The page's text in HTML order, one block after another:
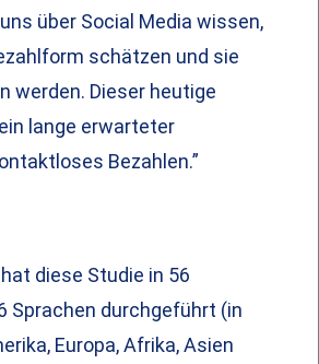
über Social Media wissen,
schätzen und sie
werden. Dieser heutige
lange erwarteter
Bezahlen.”
diese Studie in 56
Sprachen durchgeführt (in
Europa, Afrika, Asien